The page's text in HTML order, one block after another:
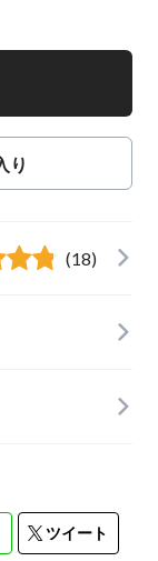
り
(18)
ツイート